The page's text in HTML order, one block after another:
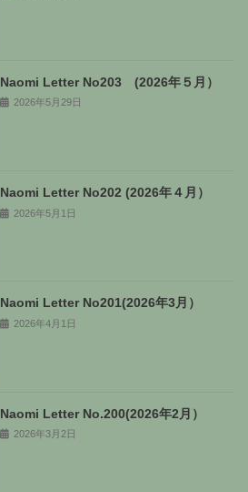
Naomi Letter No203 (2026年５月）
2026年5月29日
Naomi Letter No202 (2026年４月）
2026年5月1日
Naomi Letter No201(2026年3月）
2026年4月1日
Naomi Letter No.200(2026年2月）
2026年3月2日